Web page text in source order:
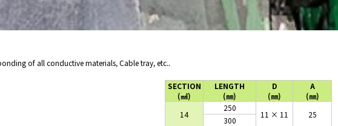
of all conductive materials, Cable tray, etc..
SECTION
(㎟)
LENGTH
(㎜)
D
(㎜)
A
(㎜)
14
250
11 × 11 25
300